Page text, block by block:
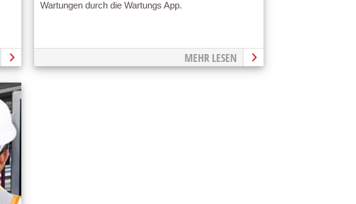
Wartungen durch die Wartungs App.
MEHR LESEN